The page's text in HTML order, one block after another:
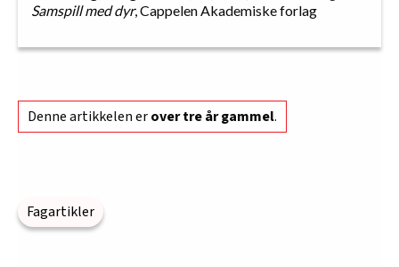
Samspill med dyr, Cappelen Akademiske forlag
Denne artikkelen erover tre år gammel.
Fagartikler